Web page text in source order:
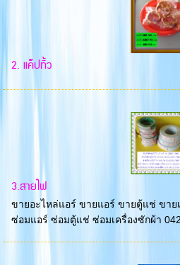
2. แค็ปทิ้ว
3.สายไฟ
ขายอะไหล่แอร์ ขายแอร์ ขายตู้แช่ ขาย
ซ่อมแอร์ ซ่อมตู้แช่ ซ่อมเครื่องซักผ้า